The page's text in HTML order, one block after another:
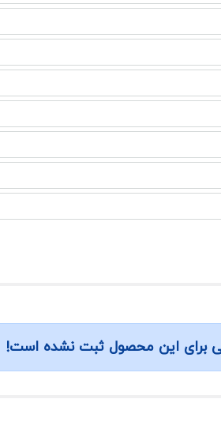
برای این محصول ثبت نشده است!